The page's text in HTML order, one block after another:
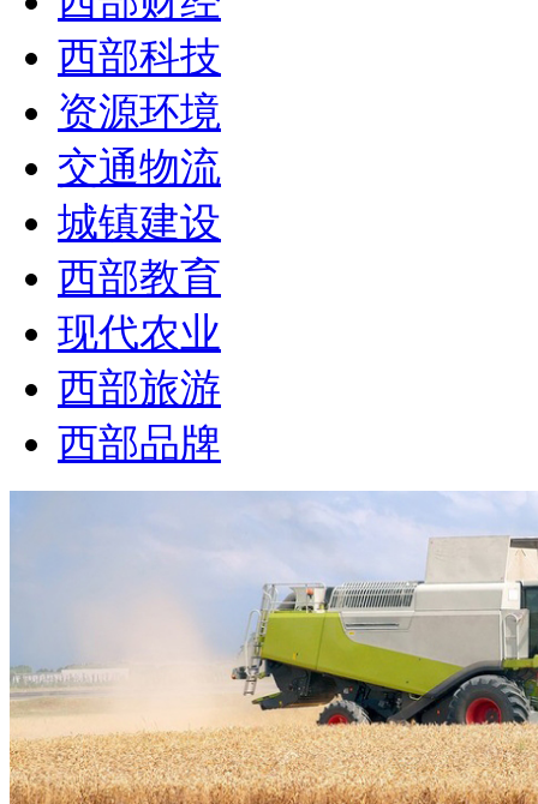
西部科技
资源环境
交通物流
城镇建设
西部教育
现代农业
西部旅游
西部品牌